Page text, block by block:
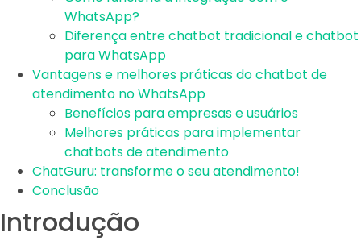
WhatsApp?
Diferença entre chatbot tradicional e chatbot
para WhatsApp
Vantagens e melhores práticas do chatbot de
atendimento no WhatsApp
Benefícios para empresas e usuários
Melhores práticas para implementar
chatbots de atendimento
ChatGuru: transforme o seu atendimento!
Conclusão
Introdução